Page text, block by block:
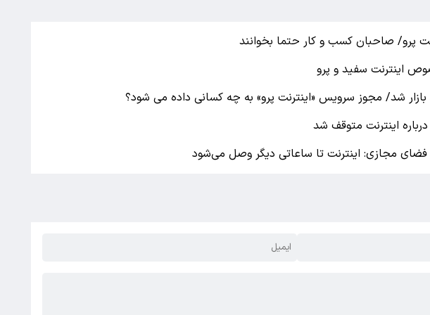
پرو/ صاحبان کسب و کار حتما بخوانند
اینترنت سفید و پرو
بازار شد/ مجوز سرویس «اینترنت پرو» به چه کسانی داده می شود؟
اینترنت متوقف شد
مجازی: اینترنت تا ساعاتی دیگر وصل می‌شود